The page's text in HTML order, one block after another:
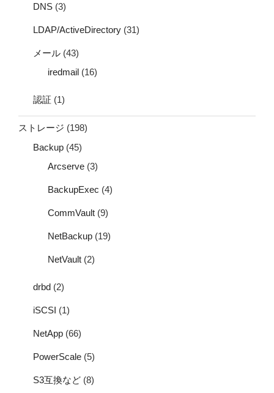
DNS (3)
LDAP/ActiveDirectory (31)
メール (43)
iredmail (16)
認証 (1)
ストレージ (198)
Backup (45)
Arcserve (3)
BackupExec (4)
CommVault (9)
NetBackup (19)
NetVault (2)
drbd (2)
iSCSI (1)
NetApp (66)
PowerScale (5)
S3互換など (8)